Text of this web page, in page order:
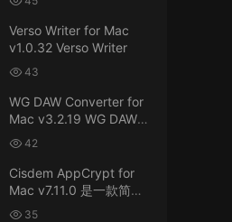
下载。
• 2026-07-26
Studio 21 for Mac
界顶级调色软件
07-23
件
Verso Writer for Mac
v1.0.32 Verso Writer
43
WG DAW Converter for
Mac v3.2.19 WG DAW转
换器
42
Cisdem AppCrypt for
Mac v7.11.0 是一款简单
好用的Mac应用加密软件
35